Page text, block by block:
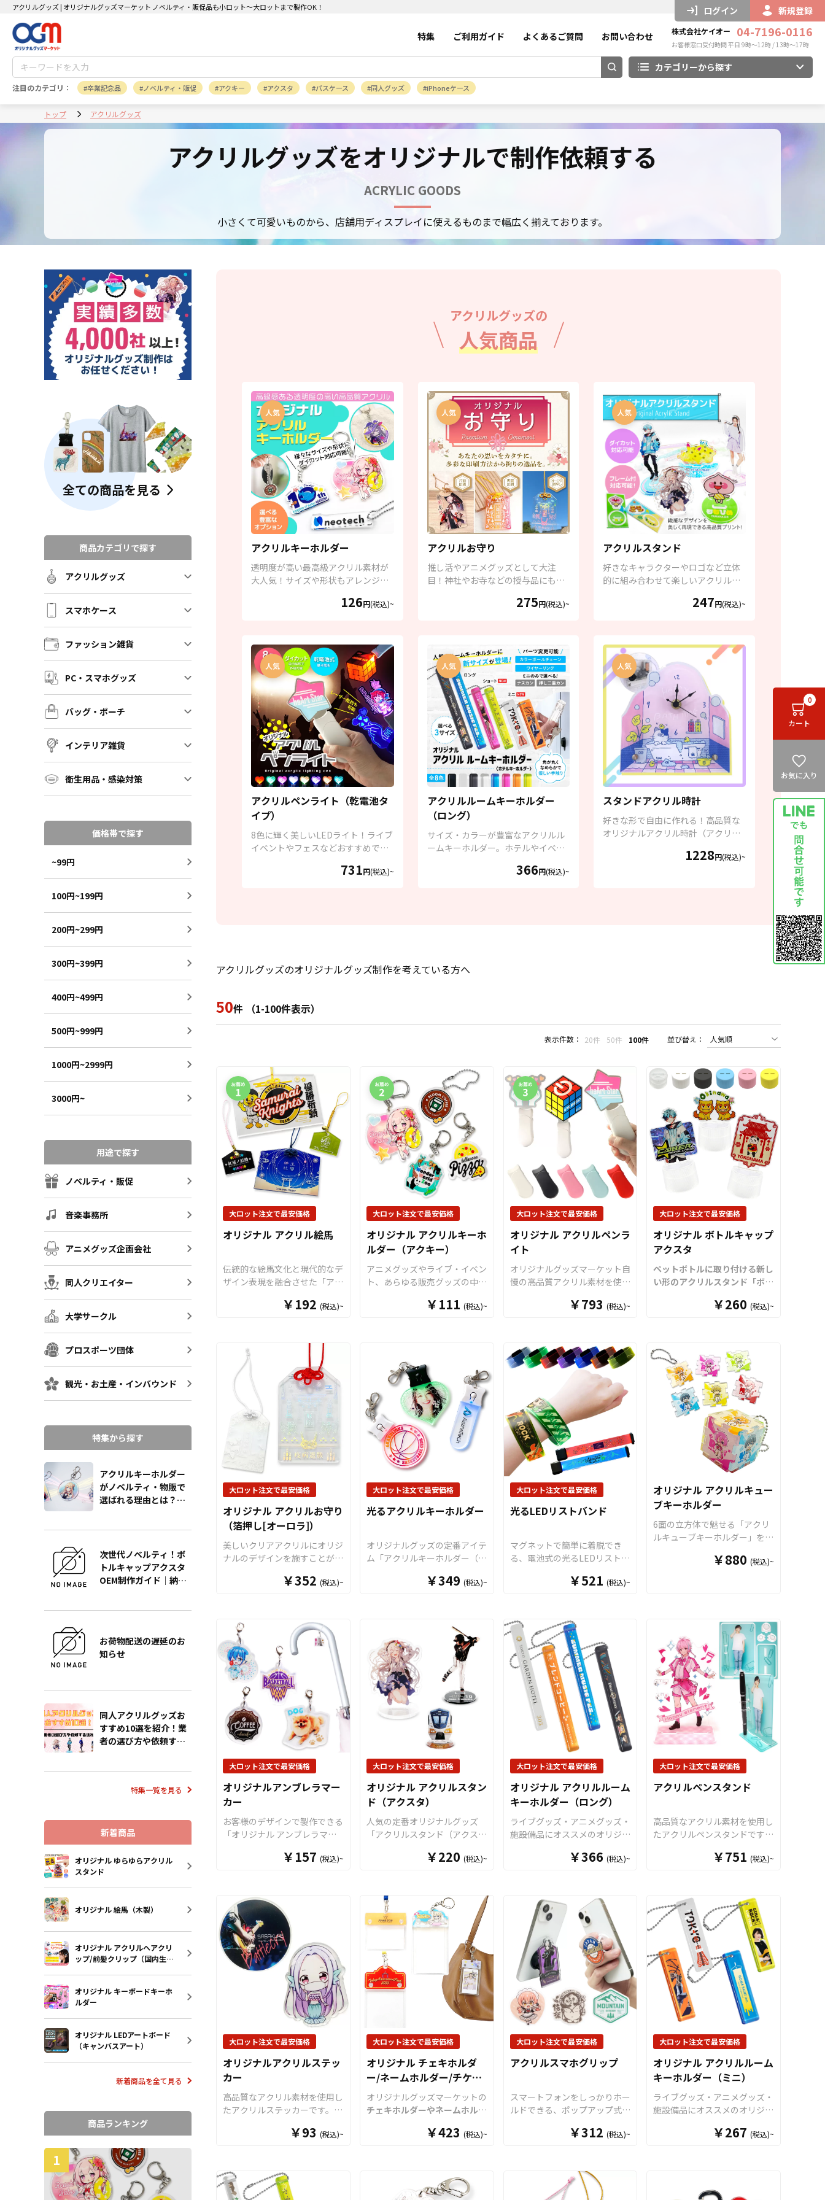
アクリルグッズ | オリジナルグッズマーケット ノベルティ・販促品も小ロット～大ロットまで製作OK！ ログイン 新規登録
特集 ご利用ガイド よくあるご質問 お問い合わせ 株式会社ケイオー 04-7196-0116
お客様窓口受付時間 平日 9時～12時 / 13時～17時
カテゴリーから探す
注目のカテゴリ： 卒業記念品 ノベルティ・販促 アクキー アクスタ パスケース 同人グッズ iPhoneケース
トップ アクリルグッズ
アクリルグッズをオリジナルで制作依頼する
ACRYLIC GOODS
小さくて可愛いものから、店舗用ディスプレイに使えるものまで幅広く揃えております。
全ての商品を見る
商品カテゴリで探す
アクリルグッズ
スマホケース
ファッション雑貨
PC・スマホグッズ
バッグ・ポーチ
インテリア雑貨
衛生用品・感染対策
価格帯で探す
~99円
100円~199円
200円~299円
300円~399円
400円~499円
500円~999円
1000円~2999円
3000円~
用途で探す
ノベルティ・販促
音楽事務所
アニメグッズ企画会社
同人クリエイター
大学サークル
プロスポーツ団体
観光・お土産・インバウンド
特集から探す
アクリルキーホルダー
がノベルティ・物販で
選ばれる理由とは？販
次世代ノベルティ！ボ
トルキャップアクスタ
OEM制作ガイド｜納
お荷物配送の遅延のお
知らせ
同人アクリルグッズお
すすめ10選を紹介！業
者の選び方や依頼する
特集一覧を見る
新着商品
オリジナル ゆらゆらアクリル
スタンド
オリジナル 絵馬（木製）
オリジナル アクリルヘアクリ
ップ/前髪クリップ（国内生
オリジナル キーボードキーホ
ルダー
オリジナル LEDアートボード
（キャンバスアート）
新着商品を全て見る
商品ランキング
1
アクリルグッズの
人気商品
アクリルキーホルダー
透明度が高い最高級アクリル素材が
大人気！サイズや形状もアレンジ自
126円(税込)~
アクリルお守り
推し活やアニメグッズとして大注
目！神社やお寺などの授与品にもお
275円(税込)~
アクリルスタンド
好きなキャラクターやロゴなど立体
的に組み合わせて楽しいアクリルス
247円(税込)~
アクリルペンライト（乾電池タ
イプ）
8色に輝く美しいLEDライト！ライブ
イベントやフェスなどおすすめで
731円(税込)~
アクリルルームキーホルダー
（ロング）
サイズ・カラーが豊富なアクリルル
ームキーホルダー。ホテルやイベン
366円(税込)~
スタンドアクリル時計
好きな形で自由に作れる！高品質な
オリジナルアクリル時計（アクリル
1228円(税込)~
アクリルグッズのオリジナルグッズ制作を考えている方へ
50件 （1-100件表示）
表示件数： 20件 50件 100件 並び替え：
大ロット注文で最安価格
オリジナル アクリル絵馬
伝統的な絵馬文化と現代的なデ
ザイン表現を融合させた「アク
ルデザインで制作いたします。
絵馬」は、通常の木製絵馬には
ないツヤと高級感に加え、立体
的で透明感のある美しい仕上が
りが魅力です。 ケイオー自慢
の高精細・ハイクオリティな印
刷技術で、細かなデザインやグ
ラデーション、写真などもきれ
いに表現できます。「片面印
刷」「両面印刷」「箔押し」
「ハイブリッド印刷」に対応可
能で、奥行き感のある美しい仕
上がりのアクリル絵馬を制作で
きます。 サイズは用途やター
ゲットに合わせて選べるS/M/L
の3サイズをご用意。販売に必
要な資材も取り揃えております
ので、お客様にはデザインを入
稿していただくだけでオリジナ
ル商品として販売していただく
ことができます。オリジナルグ
さい。 箔押しの場合、最低ロ
ット100個からとなります。 50
個でのご注文はできませんので
ご注意ください。
￥192 (税込)~
大ロット注文で最安価格
オリジナル アクリルキーホ
ルダー（アクキー）
アニメグッズやライブ・イベン
ト、あらゆる販売グッズの中で
ダー（アクキー）をお客様がお
も抜群で、美しい状態を長く保
つことができます。近年ではア
クリルキーホルダーはガチャガ
チャ用の景品としても多くのご
依頼をいただいております。ア
クキーの販売に必要な資材も数
多く取り揃えておりますので、
お客様にはデザインをご入稿い
ただくだけでオリジナル商品と
きます。 アクリルの大きさで
価格もリーズナブルに製作が出
来ますので、ノベルティとして
短納期・小ロットでの対応も可
能ですのでご不明点がありまし
たらお気軽にご相談ください。
またアクリルキーホルダーの大
ロットのご相談はこちらでもお
￥111 (税込)~
大ロット注文で最安価格
オリジナル アクリルペンラ
イト
オリジナルグッズマーケット自
慢の高品質アクリル素材を使用
アクリルペンライトです。乾電
ーは8色で、ボタンを押す毎に
発光色を切り替えることが可能
です。土台部分も「ホワイト」
「ブラック」「ピンク」「パス
テルブルー」「レッド」の5色
をご用意しました。また、形状
やサイズはお客様のデザインに
合わせてダイカット加工で自由
な形状に切り出すことができま
すので、簡単にオリジナリティ
溢れるグッズを制作することが
できます。音楽イベント、コン
サート、学校行事、サークル活
動など、さまざまなシーンで活
ッズ、アニメやアイドル、スポ
ーツ選手などの推し活グッズと
しても最適です。
￥793(税込)~
大ロット注文で最安価格
オリジナル ボトルキャップ
アクスタ
ペットボトルに取り付ける新し
い形のアクリルスタンド「ボト
のオリジナルデザインで制作い
キャップに取り付けるだけ
で“推しのアクリルスタンド専
用ステージ”が完成！様々なシ
ーンで推し活がもっと楽しくな
アイテムです。独自設計のボ
トルキャップ部分（特許出願
）は多くのペットボトルにし
っかりフィットし、選べる6色
のカラーラインナップで作品世
界に合わせた表現が可能。アク
スタ部分はダイカット加工に対
応しており、キャラクター・ロ
ゴ・シンボルなど自由な形状で
ミニサイズながら、飾り映えす
る高さ・奥行きが生まれ、撮
影・持ち歩き・ディスプレイを
ワンランクUP！すべて国内生
くだけでオリジナル商品として
販売していただくことができま
す。オリジナルグッズの制作や
OEMをご検討中の業者様もお
気軽にご相談ください。 推し
活シーンと親和性が高く、SNS
への投稿もされやすいアイテム
ですので、アニメやゲーム、ア
ーティストのライブグッズ、ス
ポーツチーム応援グッズなどの
ファングッズや企業ノベルティ
など、幅広い用途に対応可能な
おすすめ商品です。
￥260 (税込)~
大ロット注文で最安価格
オリジナル アクリルお守り
（箔押し[オーロラ]）
美しいクリアアクリルにオリジ
ナルのデザインを施すことがで
守り」です。 アクリルの裏か
を施すことで立体的な見え方が
美しい「両面印刷」、デザイン
がきらびやかに輝く「箔押し」
など、複数のプリント方法をご
用意しております。透明度が高
いクリアアクリルを使用してい
ますので、透明感を活かしたデ
ザインでの制作がオススメで
す。 メガネ紐は全9色のカラー
ラインナップがございますの
で、デザインや用途に合わせて
お選びください。また、飾り紐
の追加やキーホルダータイプへ
の変更、カラーアクリルなどの
オプション仕様にも対応可能で
す。 推しのアーティストやキ
ャラクターのライブやイベント
のチケット当選を願う「良席祈
願」、スポーツ選手やチームの
勝利を願う「必勝祈願」など、
取り揃えておりますので、お客
様にはデザインを入稿していた
だくだけでオリジナル商品とし
て販売していただくことができ
ます。国内生産で小ロットから
の制作も承っておりますので、
個人のお客様から企業・業者の
かた問わずお気軽にご相談くだ
￥352 (税込)~
大ロット注文で最安価格
光るアクリルキーホルダー
オリジナルグッズの定番アイテ
ム「アクリルキーホルダー（ア
LEDライトがついた「オリジナ
デザインをプリントし、アクリ
ルダイカットにてデザインに合
わせた形状に切り出してアクキ
ーを制作いたします。 便利な
ナスカン付きなので、キーホル
ダーの用途としてはもちろん、
キーライトやペットのお散歩ラ
イトなど日常的にお使いいただ
けるような商品です。 アクリ
ル素材は水に強く耐久性も高い
ため美しい状態を長く保つこと
ができます。 販売に必要な資
材も数多く取り揃えております
ので、お客様にはデザインをご
入稿いただくだけでオリジナル
商品として制作・販売していた
だくことができます。 LEDで
光るアクリルキーホルダーはア
ニメ、エンタメ、スポーツ、官
界に人気です。 国内生産で小
ロットから大ロットまで承って
おりますので、お気軽にご相談
ください。
￥349 (税込)~
大ロット注文で最安価格
光るLEDリストバンド
マグネットで簡単に着脱でき
る、電池式の光るLEDリストバ
おりますので、カラーラインナ
す。 メンバーカラーに合わせ
たアイドルグッズや、イメージ
カラーにあわせたスポーツチー
ム公式グッズ、ライブや音楽フ
ェスなどのイベント用のオリジ
ナルグッズにも最適なアイテム
となっております。 販売に必
要な資材も取り揃えております
ので、お客様にはデザインを入
稿していただくだけでオリジナ
ルグッズとして販売していただ
くことができます。 短納期・
小ロットでの対応も可能ですの
でご不明点がありましたらお気
軽にご相談ください。
￥521(税込)~
オリジナル アクリルキュー
ブキーホルダー
6面の立方体で魅せる「アクリ
ルキューブキーホルダー」をお
インで制作いたします。 パズ
能です。また、透明度の高い高
品質アクリルに、高精細プリン
ターで印刷を施すので繊細なデ
ザインも鮮明に再現できます。
従来のアクリルキーホルダーに
比べて存在感があり、非常に目
を引くアイテムです。 販売に
必要な資材も取り揃えておりま
すので、お客様にはデザインを
ご入稿いただくだけでオリジナ
ル商品として販売していただく
ことができます。お気軽にご相
談ください。
￥880 (税込)~
大ロット注文で最安価格
オリジナルアンブレラマー
カー
お客様のデザインで製作できる
「オリジナル アンブレラマー
リスクを軽減するためのアイテ
製作することができるのでブラ
ンドイメージやキャラクターな
どに合わせて、自由な形状でデ
ザインすることが可能です。
「アンブレラマーカー」との名
称ですが、Oリングや8の字リ
ングを使用しなければ、アクリ
ルチャームとしてご利用いただ
けます アンブレラマーカーの
傘に取り付けるパーツ部分には
2つの異なるパーツがあり、1
つは「傘の柄に取り付けるOリ
ング」タイプ、もう1つは「傘
のつゆ先に取り付ける8の字リ
ング」タイプを用意。 マーク
させたい箇所によってパーツを
選択していただくことでデザイ
ンの幅も広がります。 アンブ
レラマーカーは傘の目印として
使用するだけでなく、ペンやバ
適です。 またケイオーの フォ
ンタブ とセットで組み合わせ
ることでブランドのイメージア
￥157 (税込)~
大ロット注文で最安価格
オリジナル アクリルスタン
ド（アクスタ）
人気の定番オリジナルグッズ
「アクリルスタンド（アクス
ジナルデザインにて制作いたし
性を兼ね備えた大人気アイテ
ム。ケイオーのオリジナル ア
クリルスタンドには、透明度の
高い高品質アクリル素材を採用
しています。キャラクターやイ
ラスト、写真などのお好きなデ
ザインを高精細プリンターでフ
ルカラー印刷し、自由な形にダ
イカット加工で仕上げます。台
座部分にもプリントが可能で、
同人活動で制作されたオリジナ
ルキャラクターや作品のイラス
トをアクスタとして形にするこ
とで、多くのファンに喜ばれる
アイテムとなるでしょう。 カ
プセルトイ用のグッズとして小
さめサイズのアクリルスタンド
も多くのご依頼をいただいてお
ります。また、アクリルは耐久
品・ノベルティ、店舗用のディ
スプレイや什器など、様々な用
￥220 (税込)~
大ロット注文で最安価格
オリジナル アクリルルーム
キーホルダー（ロング）
ライブグッズ・アニメグッズ・
施設備品にオススメのオリジナ
ー（ホテルキーホルダー）で
種8色のカラーラインナップを
ご用意いたしました。角の部分
にはなめらかなアール加工が施
されていますので、手触りがよ
く安全性もしっかりと確保した
高級感のあるアイテムとなって
おります。オプションでカラー
ボールチェーンやワイヤーリン
グなどにも変更できます。名入
れやデザインのプリントも可能
ですので、他にはないオリジナ
ルグッズを作ることができま
す。国内生産で小ロットからの
製作も承っております。 短納
すのでご不明点がありましたら
お気軽にご相談ください。
￥366(税込)~
大ロット注文で最安価格
アクリルペンスタンド
高品質なアクリル素材を使用し
たアクリルペンスタンドです。
をご用意しております（規定外
トができますので、オリジナリ
ティ溢れるアイテムとなってお
ります。また、枠にあたる部分
にもプリントを施すことができ
ますので、組み立てる前から楽
しい魅力的なグッズです。アニ
メグッズや漫画・ゲームのキャ
ラクターグッズや、アーティス
トやアイドルグッズ、企業や店
舗でのノベルティや店舗什器と
しても最適な商品です。 販売
に必要な資材も取り揃えており
ますので、お客様にはデザイン
をご入稿いただくだけでオリジ
ナル商品として販売していただ
くことができます。 短納期・
小ロットでの対応も可能ですの
でご不明点がありましたらお気
軽にご相談ください。
￥751 (税込)~
大ロット注文で最安価格
オリジナルアクリルステッ
カー
高品質なアクリル素材を使用し
たアクリルステッカーです。身
ーションを楽しんだり、飛沫防
な用途で使用が可能です。キャ
ラクターグッズやイベントグッ
￥93 (税込)~
大ロット注文で最安価格
オリジナル チェキホルダ
ー/ネームホルダー/チケッ
トホルダー
オリジナルグッズマーケットの
チェキホルダーやネームホルダ
ル部分とホルダーパーツを組み
明度が高く美しいアクリルのヘ
ッダーパーツと、オリジナル
￥423 (税込)~
大ロット注文で最安価格
アクリルスマホグリップ
スマートフォンをしっかりホー
ルドできる、ポップアップ式の
客様のオリジナルグッズのデザ
可能しており、デザインや用途
に合わせてオリジナルの形状に
￥312(税込)~
大ロット注文で最安価格
オリジナル アクリルルーム
キーホルダー（ミニ）
ライブグッズ・アニメグッズ・
施設備品にオススメのオリジナ
ー（ホテルキーホルダー）で
ご用意いたしました。角の部分
￥267 (税込)~
カート
0
お気に入り